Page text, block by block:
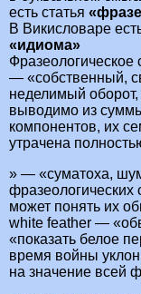
есть статья
В Викисловаре
«идиома»
Фразеологическое
— «собственный,
неделимый
выводимо из
компонентов, их
утрачена
» — «суматоха,
может понять их
white feather —
«показать белое
время войны
на значение всей